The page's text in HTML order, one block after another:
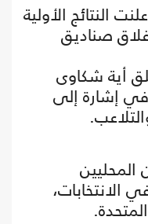
النتائج الأولية
من إغلاق صناديق
أية شكاوى
في إشارة إلى
المحليين
الانتخابات،